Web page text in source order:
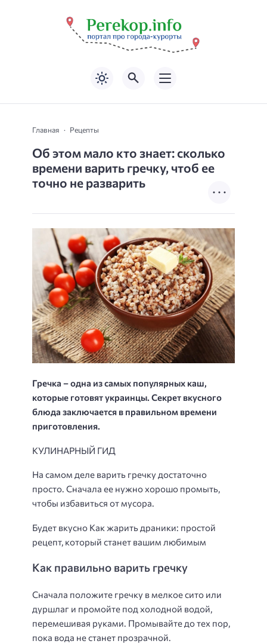
Главная Рецепты
Об этом мало кто знает: сколько
времени варить гречку, чтоб ее
точно не разварить
Гречка – одна из самых популярных каш,
которые готовят украинцы. Секрет вкусного
блюда заключается в правильном времени
приготовления.
КУЛИНАРНЫЙ ГИД
На самом деле варить гречку достаточно
просто. Сначала ее нужно хорошо промыть,
чтобы избавиться от мусора.
Будет вкусно Как жарить драники: простой
рецепт, который станет вашим любимым
Как правильно варить гречку
Сначала положите гречку в мелкое сито или
дуршлаг и промойте под холодной водой,
перемешивая руками. Промывайте до тех пор,
пока вода не станет прозрачной.